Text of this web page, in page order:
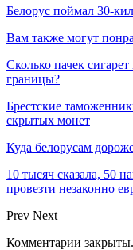
Белорус поймал 30-
Вам также могут
Сколько пачек
границы?
Брестские
скрытых монет
Куда белорусам
10 тысяч сказала, 50
провезти незаконно
Prev Next
Комментарии закрыты.